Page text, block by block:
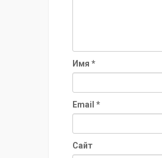
Имя *
Email *
Сайт